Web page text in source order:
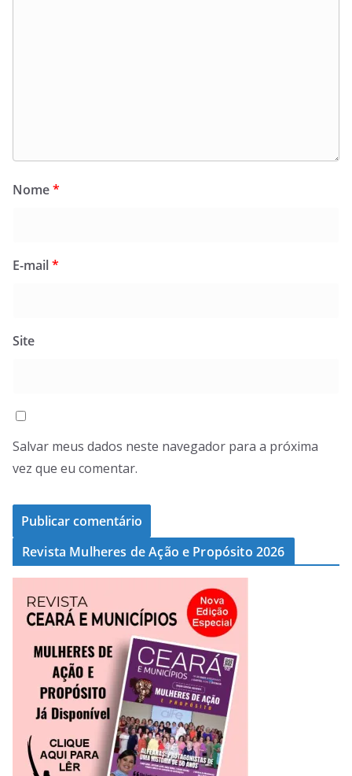
Nome*
E-mail*
Site
Salvar meus dados neste navegador para a próxima
vez que eu comentar.
Revista Mulheres de Ação e Propósito 2026